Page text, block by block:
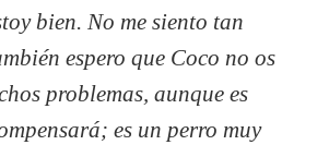
bien. No me siento tan
espero que Coco no os
problemas, aunque es
es un perro muy